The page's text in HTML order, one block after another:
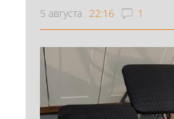
5 августа 22:16 1